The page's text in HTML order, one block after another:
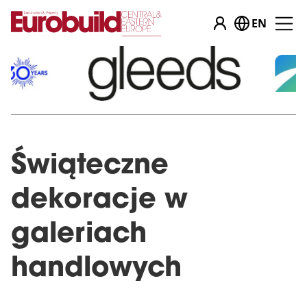
EN
Świąteczne
dekoracje w
galeriach
handlowych